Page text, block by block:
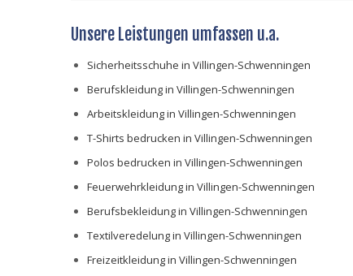
Unsere Leistungen umfassen u.a.
Sicherheitsschuhe in Villingen-Schwenningen
Berufskleidung in Villingen-Schwenningen
Arbeitskleidung in Villingen-Schwenningen
T-Shirts bedrucken in Villingen-Schwenningen
Polos bedrucken in Villingen-Schwenningen
Feuerwehrkleidung in Villingen-Schwenningen
Berufsbekleidung in Villingen-Schwenningen
Textilveredelung in Villingen-Schwenningen
Freizeitkleidung in Villingen-Schwenningen